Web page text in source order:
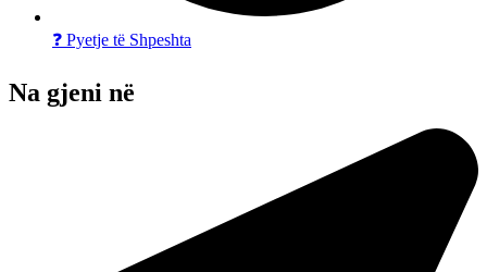
❓ Pyetje të Shpeshta
Na gjeni në